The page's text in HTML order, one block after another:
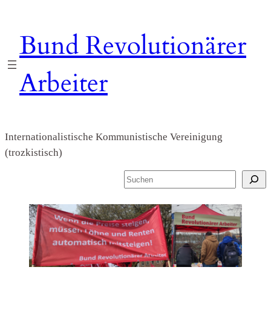
springen
Bund Revolutionärer
Arbeiter
Internationalistische Kommunistische Vereinigung
(trozkistisch)
S
c
h
e
n